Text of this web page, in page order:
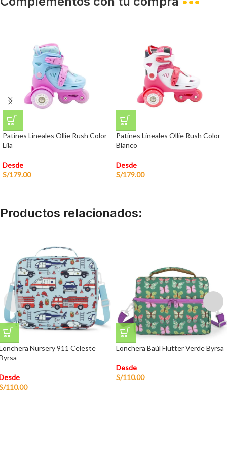
Patines Lineales Ollie Rush Color
Lila
Desde
S/179.00
Patines Lineales Ollie Rush Color
Blanco
Desde
S/179.00
Productos relacionados:
Nursery 911 Celeste
110.00
Lonchera Baúl Flutter Verde Byrsa
Desde
S/110.00